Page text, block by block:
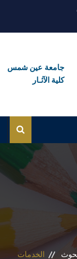
جامعة عين شمس
كلية الآثـار
عن القطاع
إدارات القطاع
الخدمات